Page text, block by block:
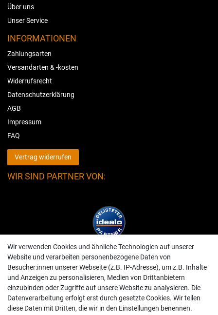
Über uns
Unser Service
INFORMATIONEN
Zahlungsarten
Versandarten & -kosten
Widerrufsrecht
Datenschutzerklärung
AGB
Impressum
FAQ
Vertrag widerrufen
WIR SIND PARTNER VON:
Wir verwenden Cookies und ähnliche Technologien auf unserer
Website und verarbeiten personenbezogene Daten von
Besucher:innen unserer Webseite (z.B. IP-Adresse), um z.B. Inhalte
und Anzeigen zu personalisieren, Medien von Drittanbietern
einzubinden oder Zugriffe auf unsere Website zu analysieren. Die
Datenverarbeitung erfolgt erst durch gesetzte Cookies. Wir teilen
diese Daten mit Dritten, die wir in den Einstellungen benennen.